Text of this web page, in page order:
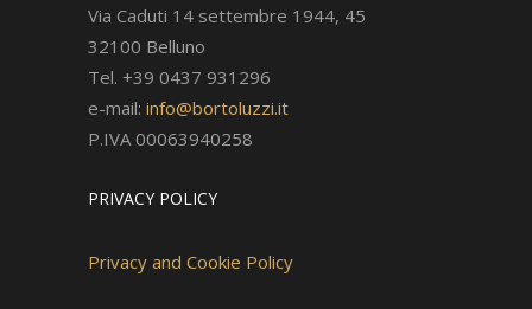
Via Caduti 14 settembre 1944, 45
32100 Belluno
Tel. +39 0437 931296
e-mail: info@bortoluzzi.it
P.IVA 00063940258
PRIVACY POLICY
Privacy and Cookie Policy